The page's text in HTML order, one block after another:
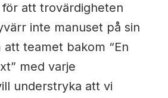
för att trovärdigheten
inte manuset på sin
att teamet bakom “En
med varje
understryka att vi